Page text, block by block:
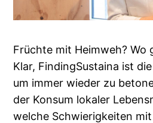
Früchte mit Heimweh? Wo
Klar, FindingSustaina ist
um immer wieder zu
der Konsum lokaler
welche Schwierigkeiten